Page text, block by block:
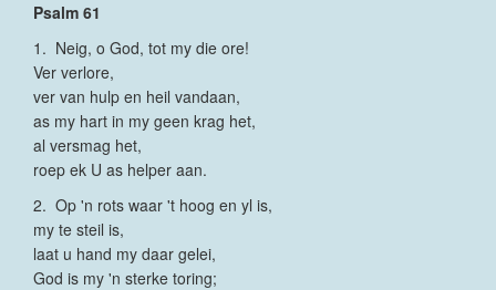
Psalm 61
1. Neig, o God, tot my die ore!
Ver verlore,
ver van hulp en heil vandaan,
as my hart in my geen krag het,
al versmag het,
roep ek U as helper aan.
2. Op 'n rots waar 't hoog en yl is,
my te steil is,
laat u hand my daar gelei,
God is my 'n sterke toring;